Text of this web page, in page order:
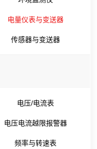
电量仪表与变送器
传感器与变送器
电压/电流表
电压电流越限报警器
频率与转速表